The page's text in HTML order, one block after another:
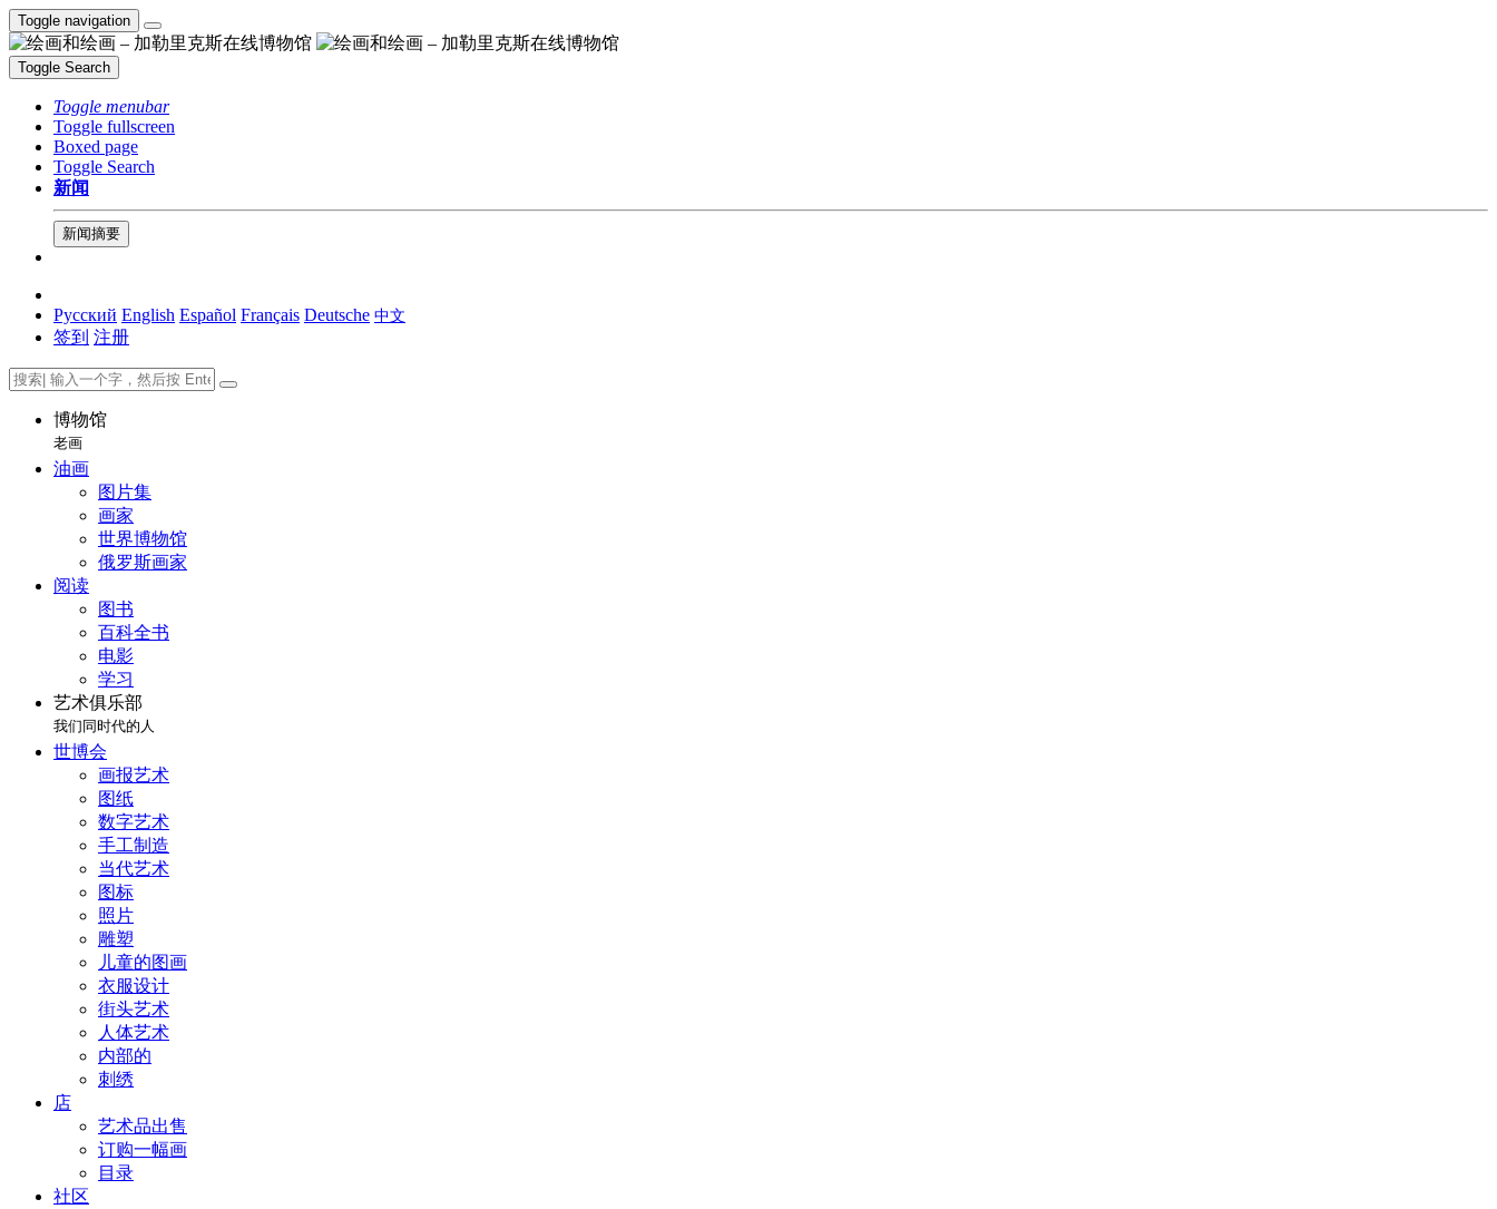
Toggle navigation
Toggle Search
Toggle menubar
Toggle fullscreen
Boxed page
Toggle Search
新闻
新闻摘要
Русский English Español Français Deutsche 中文
签到 注册
博物馆
老画
油画
图片集
画家
世界博物馆
俄罗斯画家
阅读
图书
百科全书
电影
学习
艺术俱乐部
我们同时代的人
世博会
画报艺术
图纸
数字艺术
手工制造
当代艺术
图标
照片
雕塑
儿童的图画
衣服设计
街头艺术
人体艺术
内部的
刺绣
店
艺术品出售
订购一幅画
目录
社区